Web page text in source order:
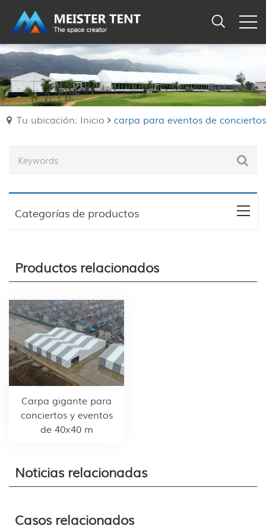
Tu ubicación: Inicio carpa para eventos de conciertos
Categorías de productos
Productos relacionados
Carpa gigante para
conciertos y eventos
de 40x40 m
Noticias relacionadas
Casos relacionados